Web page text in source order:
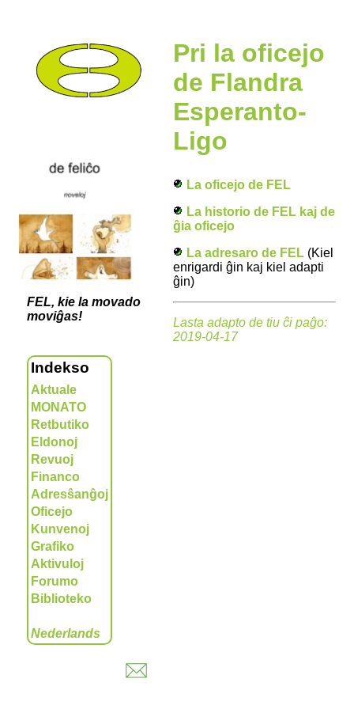
FEL, kie la movado
moviĝas!
Indekso
Aktuale
MONATO
Retbutiko
Eldonoj
Revuoj
Financo
Adresŝanĝoj
Oficejo
Kunvenoj
Grafiko
Aktivuloj
Forumo
Biblioteko
Nederlands
Pri la oficejo
de Flandra
Esperanto-
Ligo
La oficejo de FEL
La historio de FEL kaj de
ĝia oficejo
La adresaro de FEL(Kiel
enrigardi ĝin kaj kiel adapti
ĝin)
Lasta adapto de tiu ĉi paĝo:
2019-04-17